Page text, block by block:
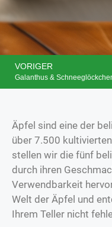
VORIGER
Äpfel sind eine der
über 7.500
stellen wir die fünf
durch ihren
Verwendbarkeit
Welt der Äpfel und
Ihrem Teller nicht